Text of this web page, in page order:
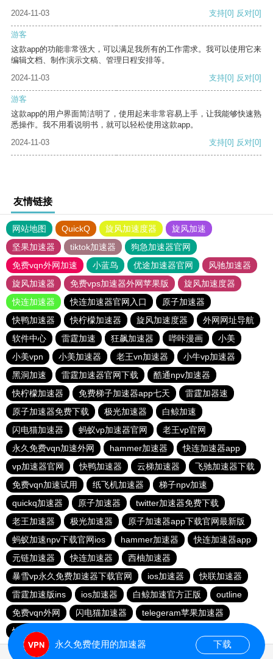
2024-11-03
支持[0] 反对[0]
游客
这款app的功能非常强大，可以满足我所有的工作需求。我可以使用它来
编辑文档、制作演示文稿、管理日程安排等。
2024-11-03
支持[0] 反对[0]
游客
这款app的用户界面简洁明了，使用起来非常容易上手，让我能够快速熟
悉操作。我不用看说明书，就可以轻松使用这款app。
2024-11-03
支持[0] 反对[0]
友情链接
网站地图 QuickQ 旋风加速度器
旋风加速
坚果加速器
tiktok加速器
狗急加速器官网
免费vqn外网加速
小蓝鸟 优途加速器官网
风驰加速器
旋风加速器
免费vps加速器外网苹果版
旋风加速度器
快连加速器
快连加速器官网入口
原子加速器
快鸭加速器
快柠檬加速器 旋风加速度器
外网网址导航
软件中心
雷霆加速 狂飙加速器 哔咔漫画
小美
小美vpn
小美加速器 老王vn加速器
小牛vp加速器
黑洞加速
雷霆加速器官网下载
酷通npv加速器
快柠檬加速器
免费梯子加速器app七天
雷霆加器速
原子加速器免费下载
极光加速器
白鲸加速
闪电猫加速器
蚂蚁vp加速器官网
老王vp官网
永久免费vqn加速外网
hammer加速器
快连加速器app
vp加速器官网
快鸭加速器 云梯加速器
飞驰加速器下载
免费vqn加速试用
纸飞机加速器
梯子npv加速
quickq加速器
原子加速器
twitter加速器免费下载
老王加速器
极光加速器
原子加速器app下载官网最新版
蚂蚁加速npv下载官网ios
hammer加速器
快连加速器app
元链加速器
快连加速器
西柚加速器
暴雪vp永久免费加速器下载官网
ios加速器
快联加速器
雷霆加速版ins
ios加速器 白鲸加速官方正版
outline
免费vqn外网
闪电猫加速器
telegeram苹果加速器
快连lets加速器
永久免费使用的加速器 下载